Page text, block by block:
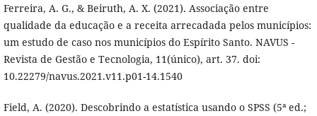
Ferreira, A. G., & Beiruth, A. X. (2021). Associação entre
qualidade da educação e a receita arrecadada pelos municípios:
um estudo de caso nos municípios do Espírito Santo. NAVUS -
Revista de Gestão e Tecnologia, 11(único), art. 37. doi:
10.22279/navus.2021.v11.p01-14.1540
Field, A. (2020). Descobrindo a estatística usando o SPSS (5ª ed.;